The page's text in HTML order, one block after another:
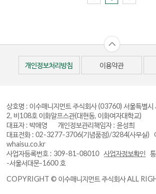
개인정보처리방침 이용약관
상호명 : 이수매니지먼트 주식회사(03760) 서울특별시
2, 비108호 이화알프스관(대현동, 이화여자대학교)
대표자 : 박애영 개인정보관리책임자 : 윤성희
대표전화 : 02-3277-3706(기념품점)/3284(사무실)
whaisu.co.kr
사업자등록번호 : 309-81-08010사업자정보확인
-서울서대문-1600 호
COPYRIGHT © 이수매니지먼트 주식회사 ALL